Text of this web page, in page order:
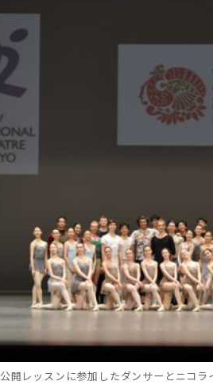
公開レッスンに参加したダンサーとニコ